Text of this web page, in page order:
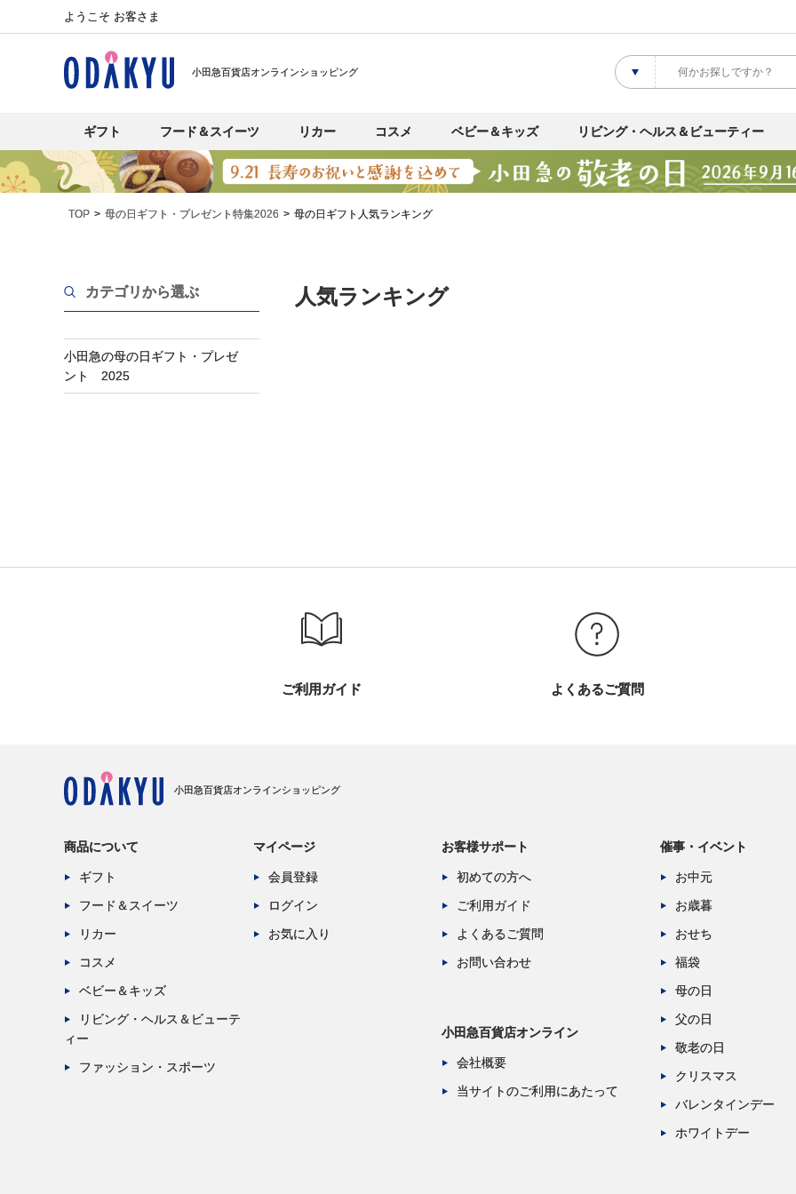
ようこそ お客さま
小田急百貨店オンラインショッピング
ギフト フード＆スイーツ リカー コスメ ベビー＆キッズ リビング・ヘルス＆ビューティー
TOP 母の日ギフト・プレゼント特集2026 母の日ギフト人気ランキング
カテゴリから選ぶ
小田急の母の日ギフト・プレゼ
ント 2025
人気ランキング
ご利用ガイド よくあるご質問
小田急百貨店オンラインショッピング
商品について
ギフト
フード＆スイーツ
リカー
コスメ
ベビー＆キッズ
リビング・ヘルス＆ビューテ
ィー
ファッション・スポーツ
マイページ
会員登録
ログイン
お気に入り
お客様サポート
初めての方へ
ご利用ガイド
よくあるご質問
お問い合わせ
小田急百貨店オンライン
会社概要
当サイトのご利用にあたって
催事・イベント
お中元
お歳暮
おせち
福袋
母の日
父の日
敬老の日
クリスマス
バレンタインデー
ホワイトデー